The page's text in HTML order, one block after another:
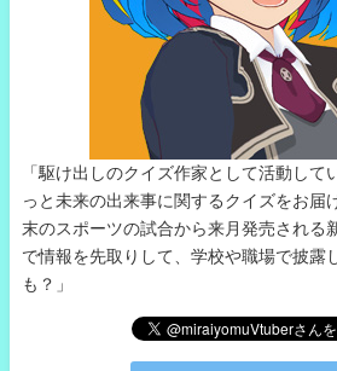
「駆け出しのクイズ作家として活動して
っと未来の出来事に関するクイズをお届
末のスポーツの試合から来月発売される
で情報を先取りして、学校や職場で披露
も？」